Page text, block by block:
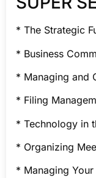
* The Strategic
* Business
* Managing and
* Filing
* Technology in
* Organizing
* Managing